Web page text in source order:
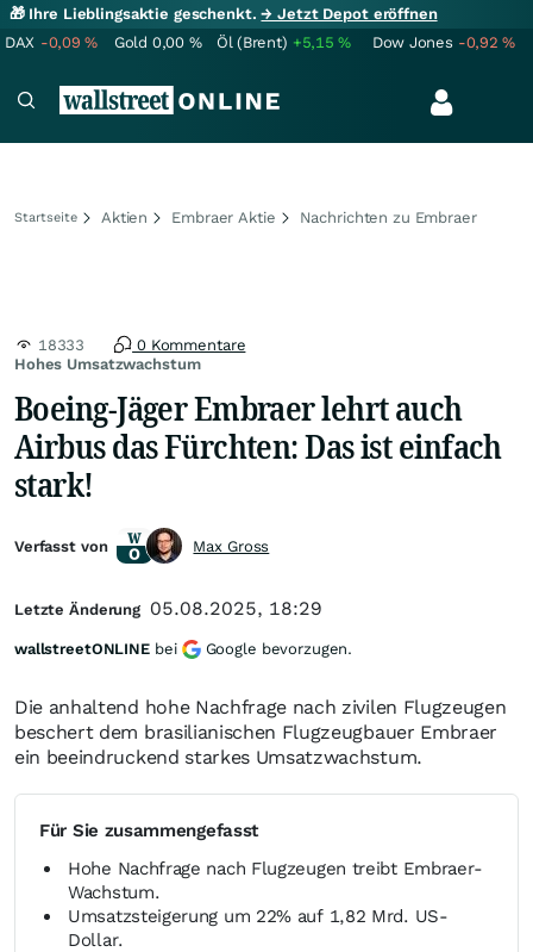
🎁 Ihre Lieblingsaktie geschenkt.→ Jetzt Depot eröffnen
DAX -0,09% Gold 0,00 % Öl (Brent) +5,15% Dow Jones -0,92%
Startseite Aktien Embraer Aktie Nachrichten zu Embraer
Hohes Umsatzwachstum
18333 0 Kommentare
Boeing-Jäger Embraer lehrt auch
Airbus das Fürchten: Das ist einfach
stark!
Die anhaltend hohe Nachfrage nach zivilen Flugzeugen
beschert dem brasilianischen Flugzeugbauer Embraer
ein beeindruckend starkes Umsatzwachstum.
Für Sie zusammengefasst
Hohe Nachfrage nach Flugzeugen treibt Embraer-
Wachstum.
Umsatzsteigerung um 22% auf 1,82 Mrd. US-
Dollar.
Verfasst von Max Gross
Letzte Änderung 05.08.2025, 18:29
wallstreetONLINE bei Google bevorzugen.